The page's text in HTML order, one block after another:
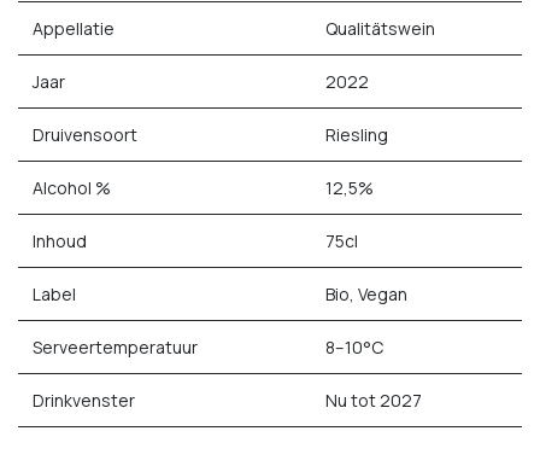
Appellatie Qualitätswein
Jaar 2022
Druivensoort Riesling
Alcohol % 12,5%
Inhoud 75cl
Label Bio, Vegan
Serveertemperatuur 8–10°C
Drinkvenster Nu tot 2027